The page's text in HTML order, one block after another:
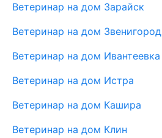
Ветеринар на дом Зарайск
Ветеринар на дом Звенигород
Ветеринар на дом Ивантеевка
Ветеринар на дом Истра
Ветеринар на дом Кашира
Ветеринар на дом Клин